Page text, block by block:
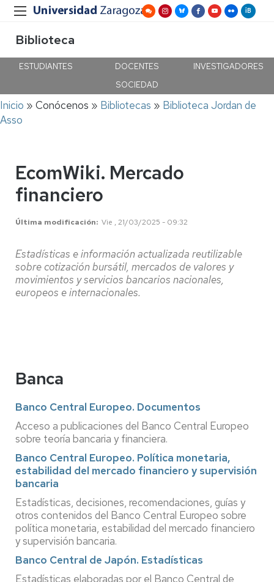
Biblioteca
ESTUDIANTES DOCENTES
INVESTIGADORES
SOCIEDAD
Ruta
de
Inicio Conócenos Bibliotecas
Biblioteca Jordan de
Asso
EcomWiki. Mercado
financiero
Última modificación Vie , 21/03/2025 - 09:32
Estadísticas e información actualizada reutilizable
sobre cotización bursátil, mercados de valores y
movimientos y servicios bancarios nacionales,
europeos e internacionales.
Banca
Banco Central Europeo. Documentos
Acceso a publicaciones del Banco Central Europeo
sobre teoría bancaria y financiera.
Banco Central Europeo. Política monetaria,
estabilidad del mercado financiero y supervisión
bancaria
Estadísticas, decisiones, recomendaciones, guías y
otros contenidos del Banco Central Europeo sobre
política monetaria, estabilidad del mercado financiero
y supervisión bancaria.
Banco Central de Japón. Estadísticas
Estadísticas elaboradas por el Banco Central de